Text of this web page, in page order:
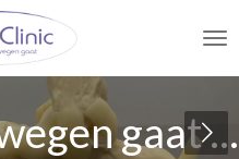
gaat ...